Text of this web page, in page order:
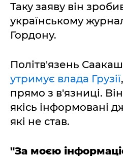
Таку заяву він
українському
Гордону.
Політв'язень
утримує влада Грузії
прямо з в'язниці.
якісь інформовані
які не став.
"За моєю